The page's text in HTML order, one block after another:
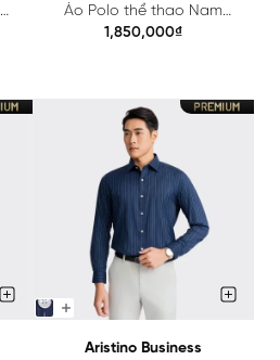
Áo Polo thể thao Nam
Aristino Golf APSG19S2
1,850,000₫
Aristino Business